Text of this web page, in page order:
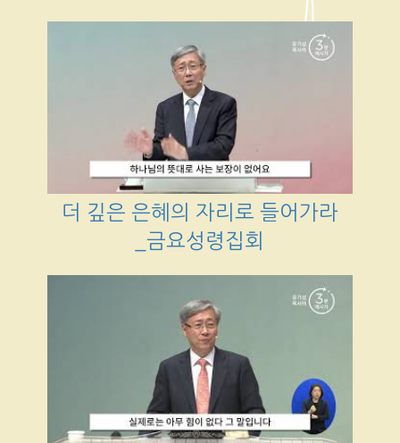
더 깊은 은혜의 자리로 들어가라
_금요성령집회